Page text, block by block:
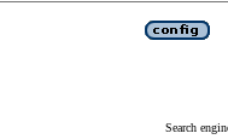
Search